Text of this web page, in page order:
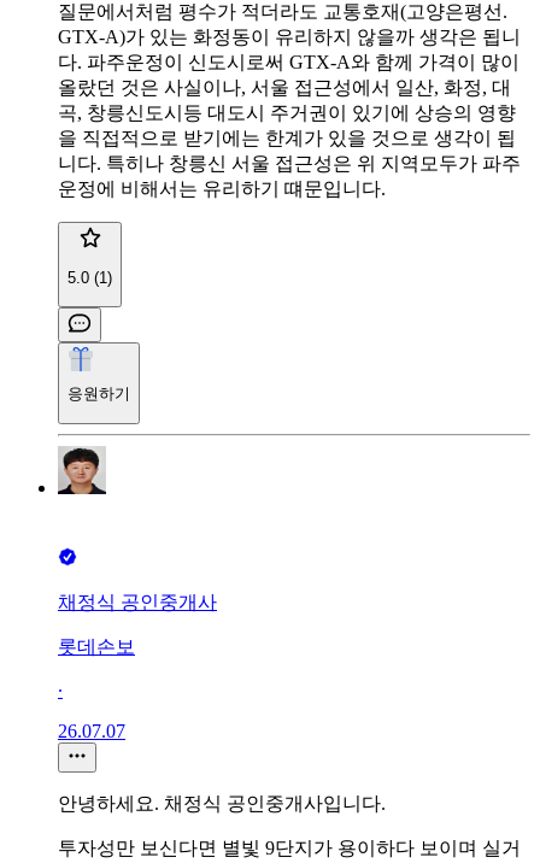
질문에서처럼 평수가 적더라도 교통호재(고양은평선.
GTX-A)가 있는 화정동이 유리하지 않을까 생각은 됩니
다. 파주운정이 신도시로써 GTX-A와 함께 가격이 많이
올랐던 것은 사실이나, 서울 접근성에서 일산, 화정, 대
곡, 창릉신도시등 대도시 주거권이 있기에 상승의 영향
을 직접적으로 받기에는 한계가 있을 것으로 생각이 됩
니다. 특히나 창릉신 서울 접근성은 위 지역모두가 파주
운정에 비해서는 유리하기 떄문입니다.
5.0 (1)
응원하기
채정식 공인중개사
롯데손보
∙
26.07.07
안녕하세요. 채정식 공인중개사입니다.
투자성만 보신다면 별빛 9단지가 용이하다 보이며 실거